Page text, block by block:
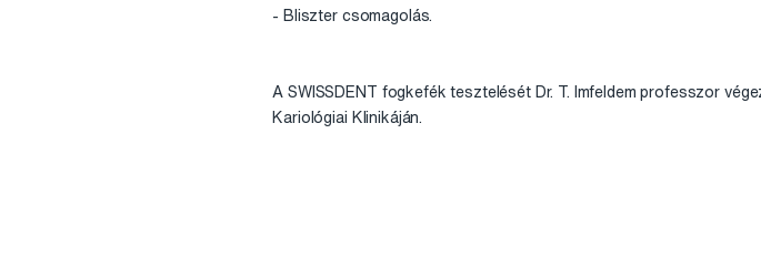
- Bliszter csomagolás.
A SWISSDENT fogkefék tesztelését Dr. T. Imfeldem professzor
Kariológiai Klinikáján.